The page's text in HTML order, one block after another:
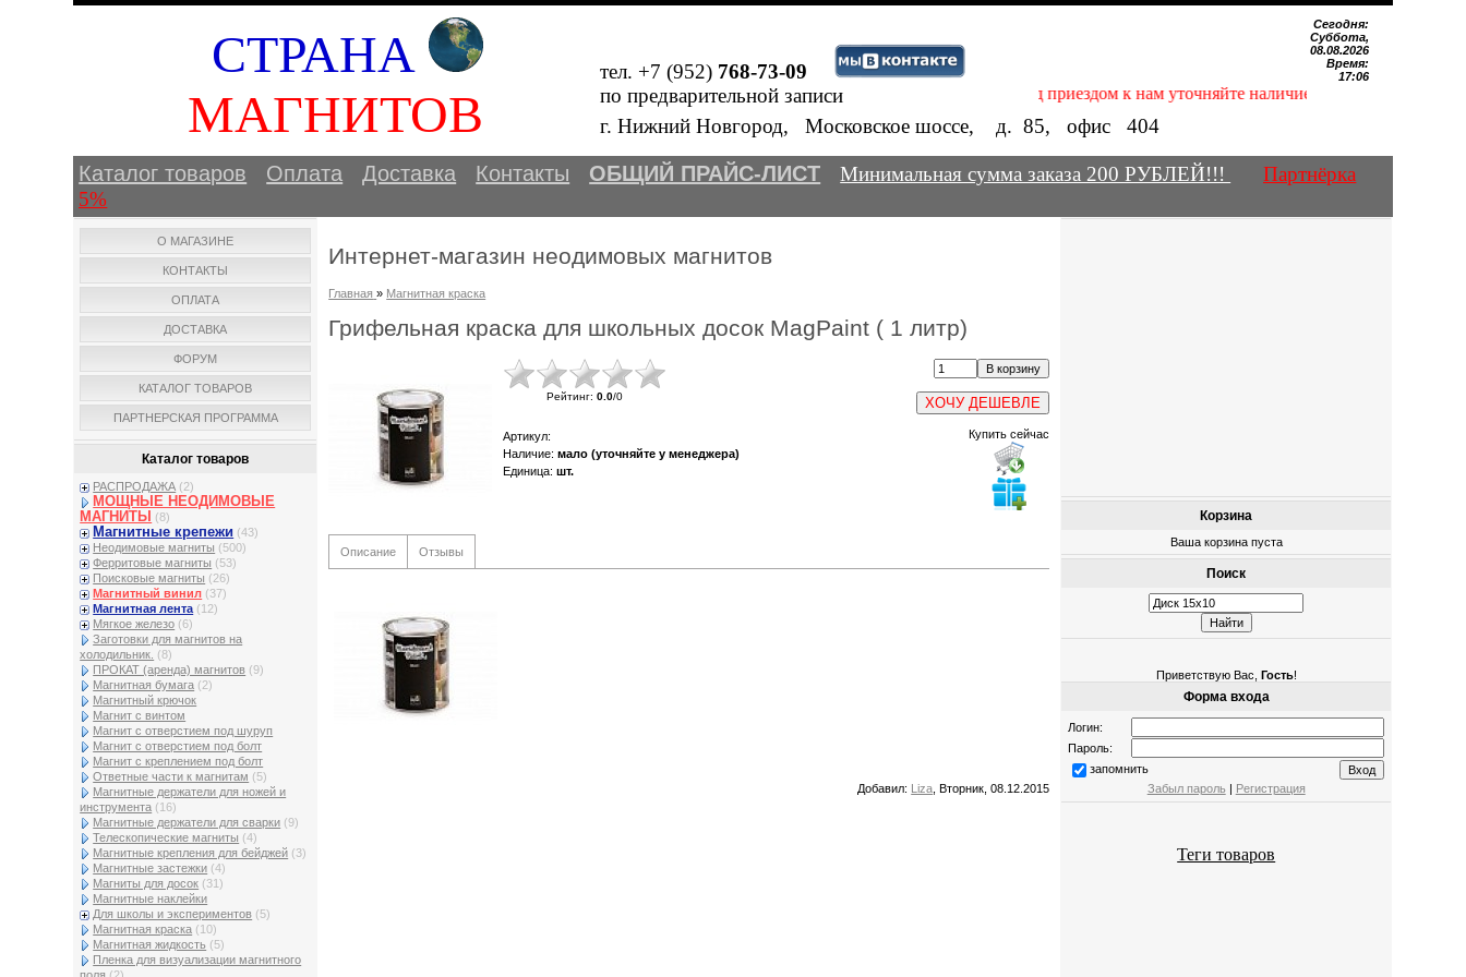
СТРАНА
МАГНИТОВ
тел. +7 (952) 768-73-09
по предварительной записи
Внимание! Перед приездом к нам уточняйте наличие нужных Вам
Сегодня:
Суббота,
08.08.2026
Время:
17:06
г. Нижний Новгород, Московское шоссе, д.85, офис404
Каталог товаров Оплата Доставка Контакты ОБЩИЙ ПРАЙС-ЛИСТ Минимальная сумма заказа 200 РУБЛЕЙ!!!
Партнёрка
5%
О МАГАЗИНЕ
КОНТАКТЫ
ОПЛАТА
ДОСТАВКА
ФОРУМ
КАТАЛОГ ТОВАРОВ
ПАРТНЕРСКАЯ ПРОГРАММА
Каталог товаров
РАСПРОДАЖА (2)
МОЩНЫЕ НЕОДИМОВЫЕ
МАГНИТЫ
(8)
Магнитные крепежи (43)
Неодимовые магниты (500)
Ферритовые магниты (53)
Поисковые магниты (26)
Магнитный винил (37)
Магнитная лента (12)
Мягкое железо (6)
Заготовки для магнитов на
холодильник. (8)
ПРОКАТ (аренда) магнитов (9)
Магнитная бумага (2)
Магнитный крючок
Магнит с винтом
Магнит с отверстием под шуруп
Магнит с отверстием под болт
Магнит с креплением под болт
Ответные части к магнитам (5)
Магнитные держатели для ножей и
инструмента (16)
Магнитные держатели для сварки (9)
Телескопические магниты (4)
Магнитные крепления для бейджей (3)
Магнитные застежки (4)
Магниты для досок (31)
Магнитные наклейки
Для школы и экспериментов (5)
Магнитная краска (10)
Магнитная жидкость (5)
Пленка для визуализации магнитного
Интернет-магазин неодимовых магнитов
Главная » Магнитная краска
Грифельная краска для школьных досок MagPaint ( 1 литр)
Рейтинг:0.0/0 ХОЧУ ДЕШЕВЛЕ
Артикул:
Наличие: мало (уточняйте у менеджера)
Единица: шт.
Купить сейчас
Описание Отзывы
Добавил: Liza , Вторник, 08.12.2015
Корзина
Ваша корзина пуста
Поиск
Приветствую Вас Гость!
Форма входа
Логин:
Пароль:
запомнить
Забыл пароль | Регистрация
Теги товаров